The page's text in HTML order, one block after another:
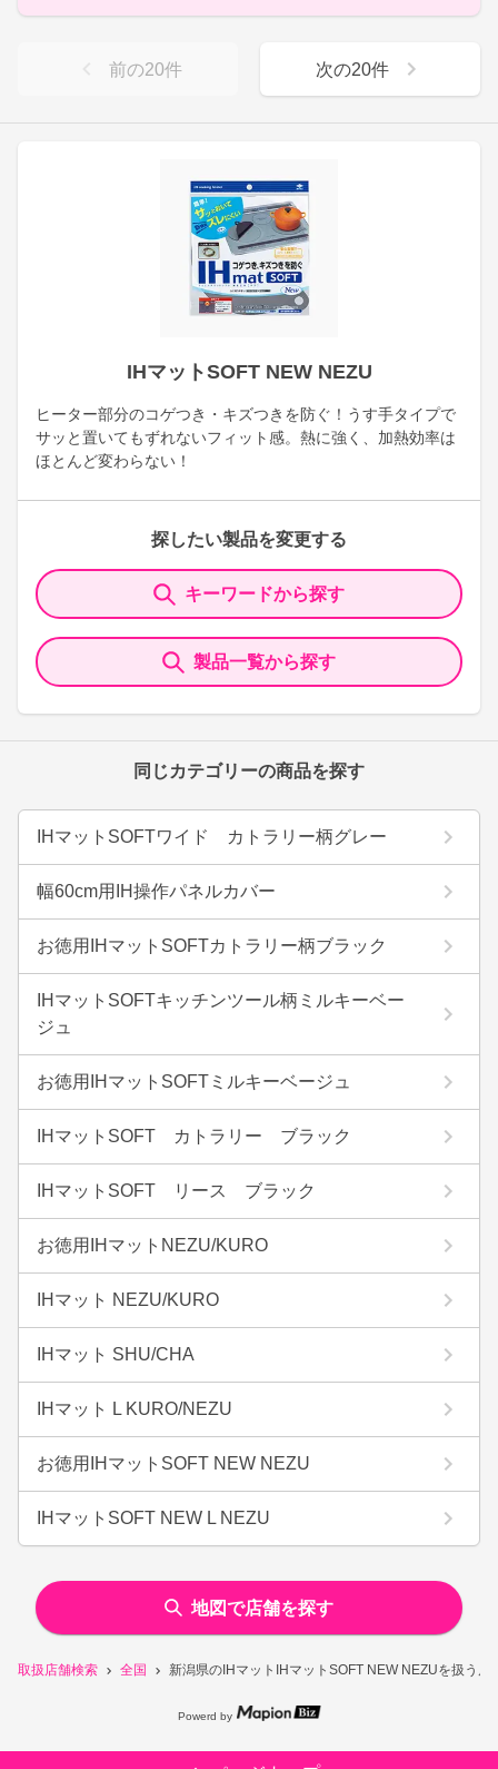
取扱店舗検索 全国 新潟県のIHマットIHマットSOFT NEW NEZUを扱う店
IHマットSOFT NEW NEZU
ヒーター部分のコゲつき・キズつきを防ぐ！うす手タイプで
サッと置いてもずれないフィット感。熱に強く、加熱効率は
ほとんど変わらない！
探したい製品を変更する
キーワードから探す
製品一覧から探す
同じカテゴリーの商品を探す
IHマットSOFTワイド カトラリー柄グレー
幅60cm用IH操作パネルカバー
お徳用IHマットSOFTカトラリー柄ブラック
IHマットSOFTキッチンツール柄ミルキーベー
ジュ
お徳用IHマットSOFTミルキーベージュ
IHマットSOFT カトラリー ブラック
IHマットSOFT リース ブラック
お徳用IHマットNEZU/KURO
IHマット NEZU/KURO
IHマット SHU/CHA
IHマット L KURO/NEZU
お徳用IHマットSOFT NEW NEZU
IHマットSOFT NEW L NEZU
前の20件 次の20件
地図で店舗を探す
Powerd by